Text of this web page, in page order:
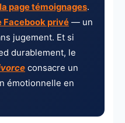
la page témoignages.
Facebook privé — un
jugement. Et si
durablement, le
consacre un
émotionnelle en